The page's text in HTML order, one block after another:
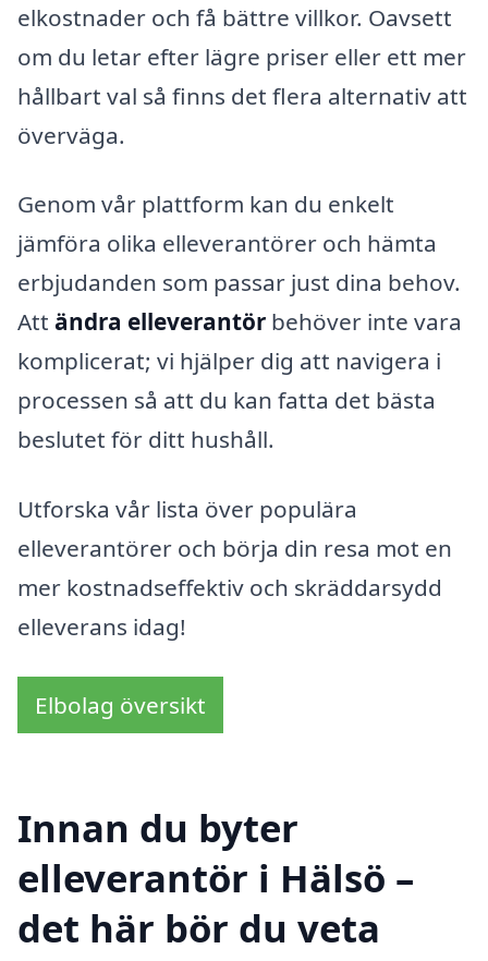
elkostnader och få bättre villkor. Oavsett
om du letar efter lägre priser eller ett mer
hållbart val så finns det flera alternativ att
överväga.
Genom vår plattform kan du enkelt
jämföra olika elleverantörer och hämta
erbjudanden som passar just dina behov.
Att ändra elleverantör behöver inte vara
komplicerat; vi hjälper dig att navigera i
processen så att du kan fatta det bästa
beslutet för ditt hushåll.
Utforska vår lista över populära
elleverantörer och börja din resa mot en
mer kostnadseffektiv och skräddarsydd
elleverans idag!
Elbolag översikt
Innan du byter
elleverantör i Hälsö –
det här bör du veta